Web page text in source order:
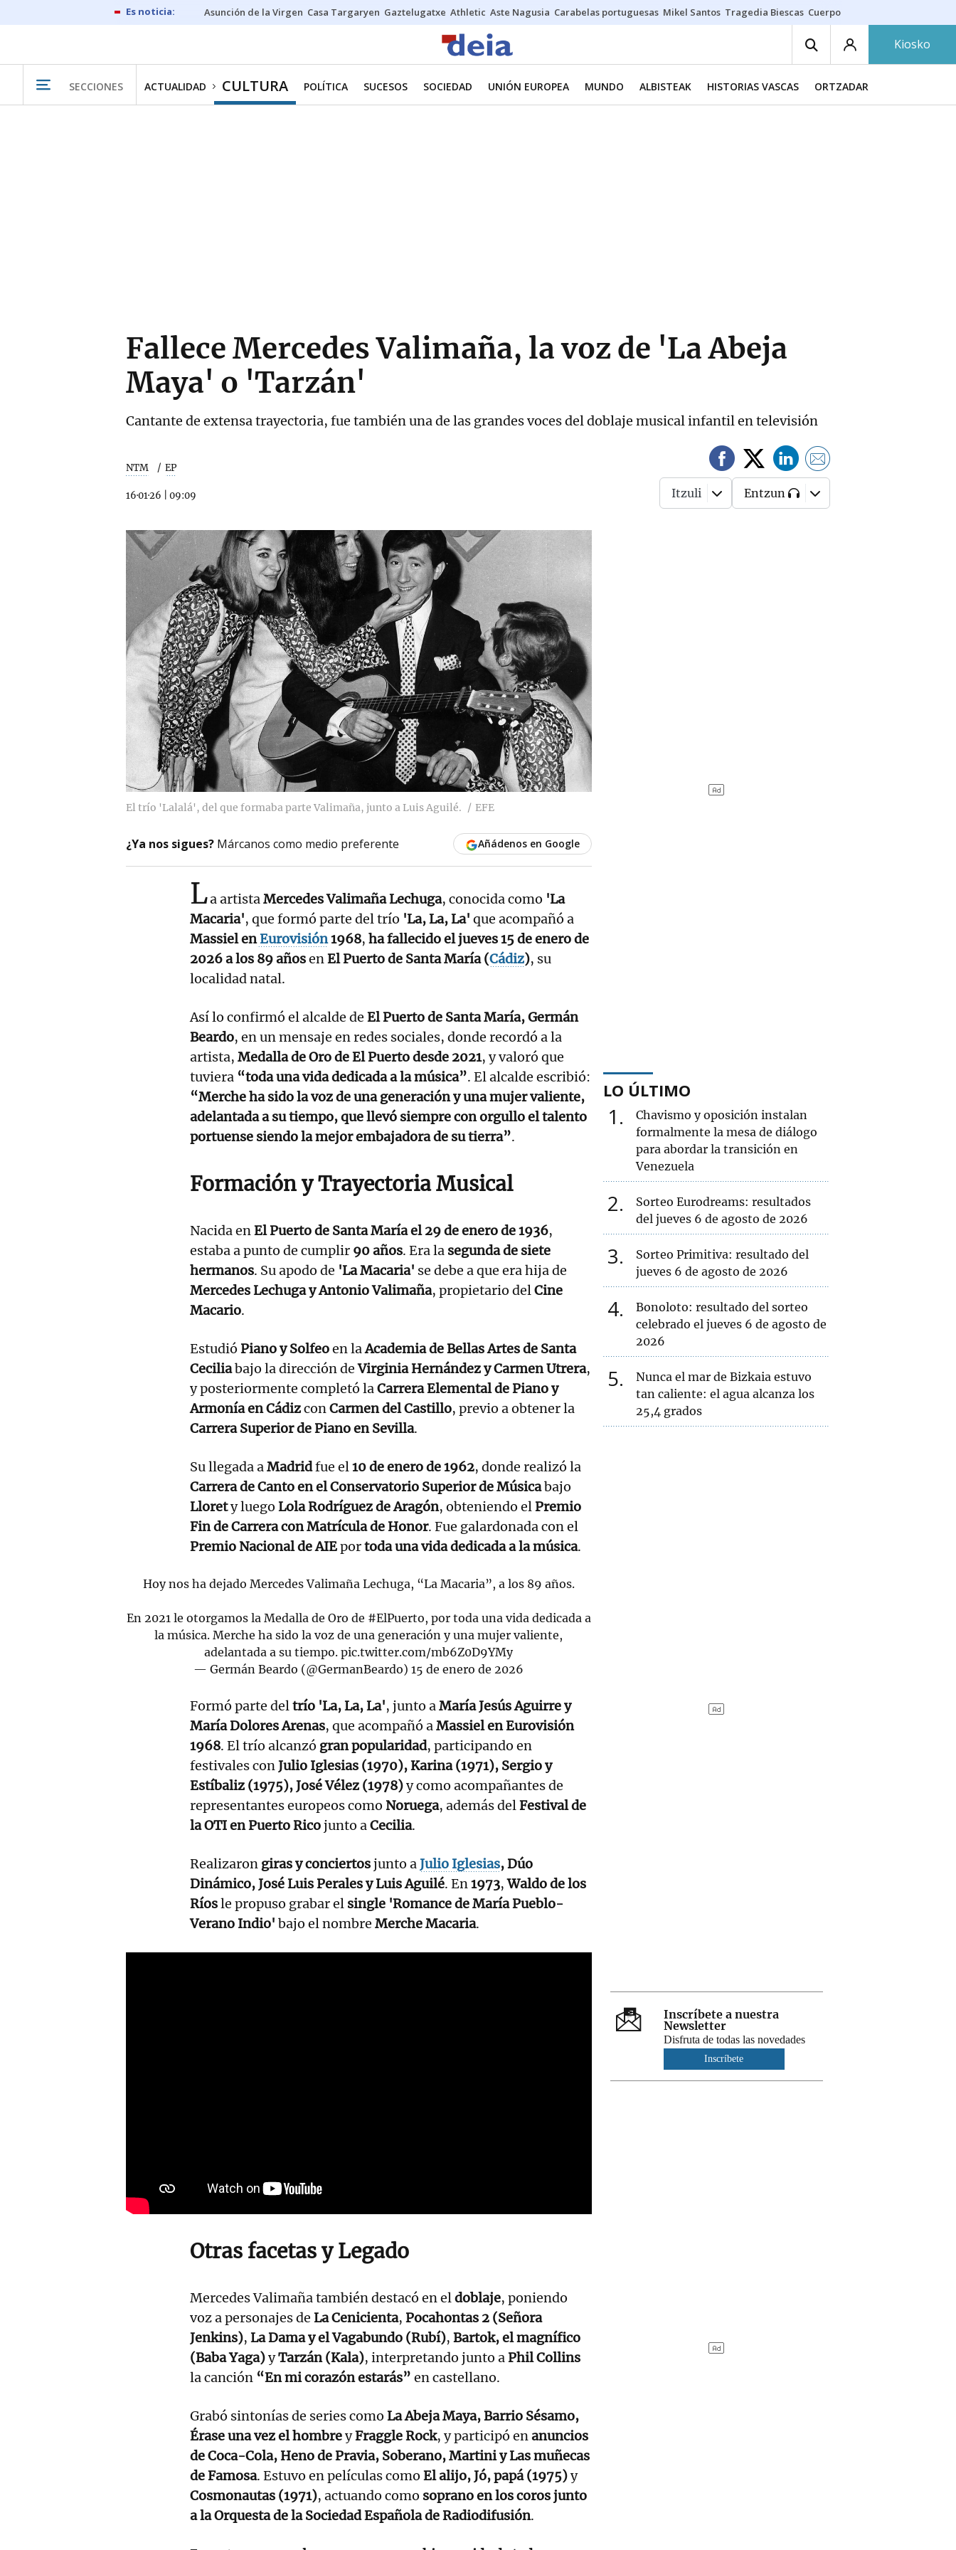
Asunción de la Virgen Casa Targaryen Gaztelugatxe Athletic Aste Nagusia Carabelas portuguesas Mikel Santos Tragedia Biescas Cuerpo ría
Kiosko
SECCIONES ACTUALIDAD CULTURA POLÍTICA SUCESOS SOCIEDAD UNIÓN EUROPEA MUNDO ALBISTEAK HISTORIAS VASCAS ORTZADAR
Fallece Mercedes Valimaña, la voz de 'La Abeja
Maya' o 'Tarzán'
Cantante de extensa trayectoria, fue también una de las grandes voces del doblaje musical infantil en televisión
NTM EP
16·01·26 09:09 Itzuli Entzun
El trío 'Lalalá', del que formaba parte Valimaña, junto a Luis Aguilé. EFE
¿Ya nos sigues? Márcanos como medio preferente Añádenos en Google
La artistaMercedes Valimaña Lechuga, conocida como 'La
Macaria', que formó parte del trío 'La, La, La' que acompañó a
Massiel enEurovisión1968, ha fallecido el jueves 15 de enero de
2026 a los 89 añosenEl Puerto de Santa María (Cádiz), su
localidad natal.
Así lo confirmó el alcalde de El Puerto de Santa María, Germán
Beardo, en un mensaje en redes sociales, donde recordó a la
artista, Medalla de Oro de El Puerto desde 2021, y valoró que
tuviera “toda una vida dedicada a la música”. El alcalde escribió:
“Merche ha sido la voz de una generación y una mujer valiente,
adelantada a su tiempo, que llevó siempre con orgullo el talento
portuense siendo la mejor embajadora de su tierra”.
Formación y Trayectoria Musical
Nacida enEl Puerto de Santa María el 29 de enero de 1936,
estaba a punto de cumplir 90 años. Era la segunda de siete
hermanos. Su apodo de 'La Macaria' se debe a que era hija de
Mercedes Lechuga y Antonio Valimaña, propietario delCine
Macario.
Estudió Piano y Solfeoen laAcademia de Bellas Artes de Santa
Ceciliabajo la dirección deVirginia Hernández y Carmen Utrera,
y posteriormente completó laCarrera Elemental de Piano y
Armonía en CádizconCarmen del Castillo, previo a obtener la
Carrera Superior de Piano en Sevilla.
Su llegada aMadridfue el10 de enero de 1962, donde realizó la
Carrera de Canto en el Conservatorio Superior de Músicabajo
Llorety luego Lola Rodríguez de Aragón, obteniendo elPremio
Fin de Carrera con Matrícula de Honor. Fue galardonada con el
Premio Nacional de AIEportoda una vida dedicada a la música.
Hoy nos ha dejado Mercedes Valimaña Lechuga, “La Macaria”, a los 89 años.
En 2021 le otorgamos la Medalla de Oro de #ElPuerto, por toda una vida dedicada a
la música. Merche ha sido la voz de una generación y una mujer valiente,
adelantada a su tiempo.pic.twitter.com/mb6Z0D9YMy
— Germán Beardo (@GermanBeardo)15 de enero de 2026
Formó parte deltrío 'La, La, La', junto aMaría Jesús Aguirre y
María Dolores Arenas, que acompañó aMassiel en Eurovisión
1968. El trío alcanzó gran popularidad, participando en
festivales conJulio Iglesias (1970), Karina (1971), Sergio y
Estíbaliz (1975), José Vélez (1978)y como acompañantes de
representantes europeos como Noruega, además delFestival de
la OTI en Puerto Ricojunto aCecilia.
Realizaron giras y conciertosjunto aJulio Iglesias, Dúo
Dinámico, José Luis Perales y Luis Aguilé. En1973,Waldo de los
Ríosle propuso grabar el single 'Romance de María Pueblo-
Verano Indio' bajo el nombre Merche Macaria.
Otras facetas y Legado
Mercedes Valimaña también destacó en eldoblaje, poniendo
voz a personajes de La Cenicienta, Pocahontas 2 (Señora
Jenkins), La Dama y el Vagabundo (Rubí), Bartok, el magnífico
(Baba Yaga)yTarzán (Kala), interpretando junto aPhil Collins
la canción “En mi corazón estarás” en castellano.
Grabó sintonías de series como La Abeja Maya, Barrio Sésamo,
Érase una vez el hombreyFraggle Rock, y participó enanuncios
de Coca-Cola, Heno de Pravia, Soberano, Martini y Las muñecas
de Famosa. Estuvo en películas como El alijo, Jó, papá (1975)y
Cosmonautas (1971), actuando como soprano en los coros junto
a la Orquesta de la Sociedad Española de Radiodifusión.
LO ÚLTIMO
1
Chavismo y oposición instalan
formalmente la mesa de diálogo
para abordar la transición en
Venezuela
2
Sorteo Eurodreams: resultados
del jueves 6 de agosto de 2026
3
Sorteo Primitiva: resultado del
jueves 6 de agosto de 2026
4
Bonoloto: resultado del sorteo
celebrado el jueves 6 de agosto de
2026
5
Nunca el mar de Bizkaia estuvo
tan caliente: el agua alcanza los
25,4 grados
Inscríbete a nuestra
Newsletter
Disfruta de todas las novedades
Inscríbete